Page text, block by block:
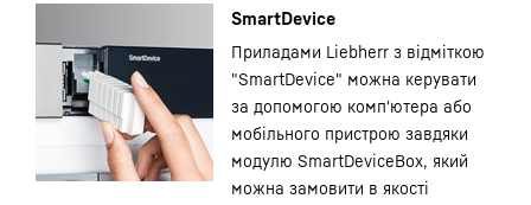
SmartDevice
Приладами Liebherr з відміткою
"SmartDevice" можна керувати
за допомогою комп'ютера або
мобільного пристрою завдяки
модулю SmartDeviceBox, який
можна замовити в якості